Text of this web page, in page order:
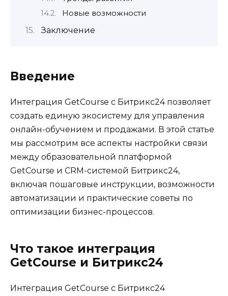
Новые возможности
Заключение
Введение
Интеграция GetCourse с Битрикс24 позволяет
создать единую экосистему для управления
онлайн-обучением и продажами. В этой статье
мы рассмотрим все аспекты настройки связи
между образовательной платформой
GetCourse и CRM-системой Битрикс24,
включая пошаговые инструкции, возможности
автоматизации и практические советы по
оптимизации бизнес-процессов.
Что такое интеграция
GetCourse и Битрикс24
Интеграция GetCourse с Битрикс24